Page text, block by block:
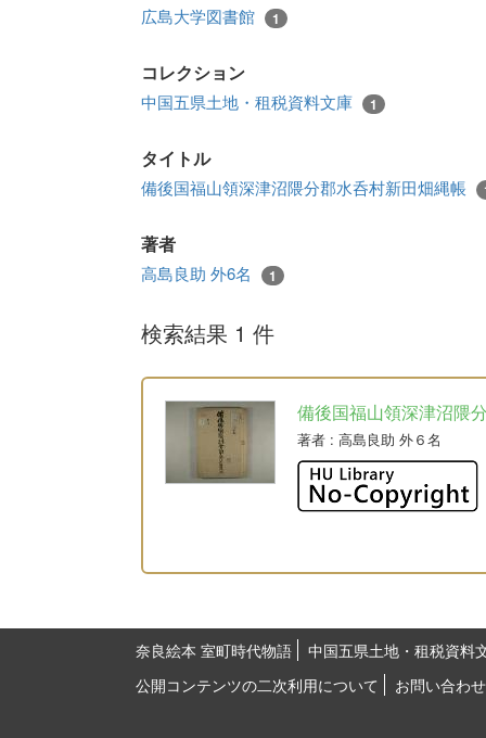
広島大学図書館 1
コレクション
中国五県土地・租税資料文庫 1
タイトル
備後国福山領深津沼隈分郡水呑村新田畑縄帳
著者
高島良助 外6名 1
検索結果 1 件
備後国福山領深津沼隈
著者 : 高島良助 外６名
奈良絵本 室町時代物語
中国五県土地・租税資料
公開コンテンツの二次利用について
お問い合わせ